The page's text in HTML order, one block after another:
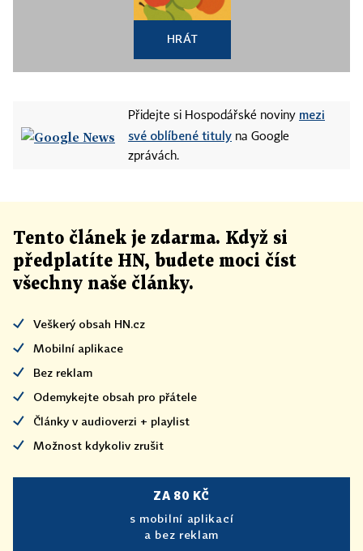
HRÁT
Přidejte si Hospodářské noviny mezi
své oblíbené tituly na Google
zprávách.
Tento článek je zdarma. Když si
předplatíte HN, budete moci číst
všechny naše články.
Veškerý obsah HN.cz
Mobilní aplikace
Bez reklam
Odemykejte obsah pro přátele
Články v audioverzi + playlist
Možnost kdykoliv zrušit
ZA 80 KČ
s mobilní aplikací
a bez reklam